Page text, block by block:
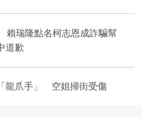
瑞隆點名柯志恩成詐騙幫
道歉
龍爪手」 空姐掃街受傷